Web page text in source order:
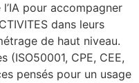
pour accompagner
dans leurs
de haut niveau.
(ISO50001, CPE, CEE,
pensés pour un usage